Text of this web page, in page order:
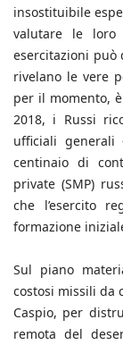
insostituibile
valutare le loro
esercitazioni può
rivelano le vere
per il momento,
2018, i Russi
ufficiali
centinaio di
private (SMP)
che l’esercito
formazione
Sul piano
costosi missili da
Caspio, per
remota del